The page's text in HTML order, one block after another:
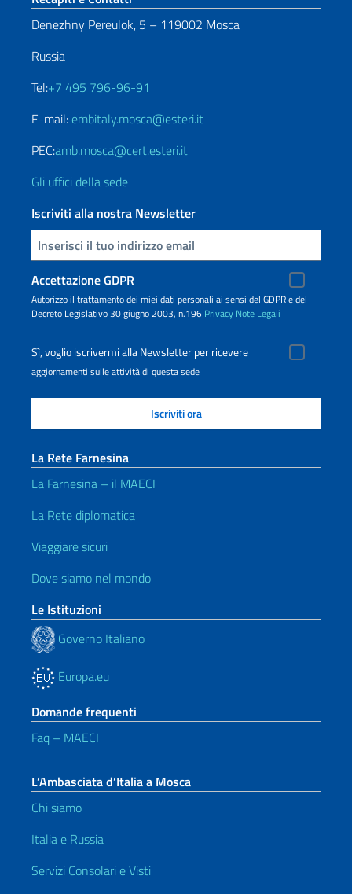
Denezhny Pereulok, 5 – 119002 Mosca
Russia
Tel:+7 495 796-96-91
E-mail: embitaly.mosca@esteri.it
PEC:amb.mosca@cert.esteri.it
Gli uffici della sede
Iscriviti alla nostra Newsletter
Inserisci la tua email
Accettazione GDPR
Autorizzo il trattamento dei miei dati personali ai sensi del GDPR e del
Decreto Legislativo 30 giugno 2003, n.196 Privacy Note Legali
Sì, voglio iscrivermi alla Newsletter per ricevere
aggiornamenti sulle attività di questa sede
La Rete Farnesina
La Farnesina – il MAECI
La Rete diplomatica
Viaggiare sicuri
Dove siamo nel mondo
Le Istituzioni
Governo Italiano
Europa.eu
Domande frequenti
Faq – MAECI
L’Ambasciata d’Italia a Mosca
Chi siamo
Italia e Russia
Servizi Consolari e Visti